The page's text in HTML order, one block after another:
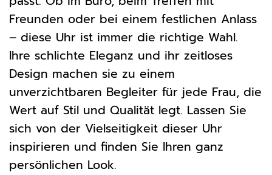
Freunden oder bei einem festlichen Anlass
– diese Uhr ist immer die richtige Wahl.
Ihre schlichte Eleganz und ihr zeitloses
Design machen sie zu einem
unverzichtbaren Begleiter für jede Frau, die
Wert auf Stil und Qualität legt. Lassen Sie
sich von der Vielseitigkeit dieser Uhr
inspirieren und finden Sie Ihren ganz
persönlichen Look.